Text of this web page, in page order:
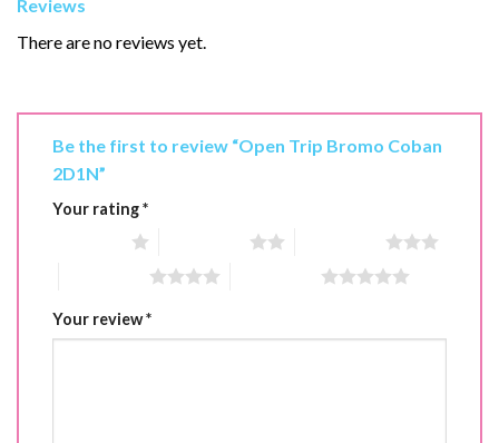
Reviews
There are no reviews yet.
Be the first to review “Open Trip Bromo Coban
2D1N”
Your rating*
Your review*